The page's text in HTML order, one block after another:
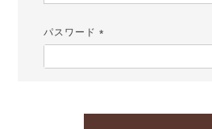
パスワード